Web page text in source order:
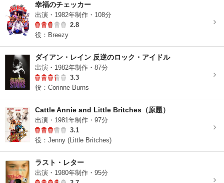
幸福のチェッカー
出演・1982年制作・108分
2.8
役：Breezy
ダイアン・レイン 反逆のロック・アイドル
出演・1982年制作・87分
3.3
役：Corinne Burns
Cattle Annie and Little Britches（原題）
出演・1981年制作・97分
3.1
役：Jenny (Little Britches)
ラスト・レター
出演・1980年制作・95分